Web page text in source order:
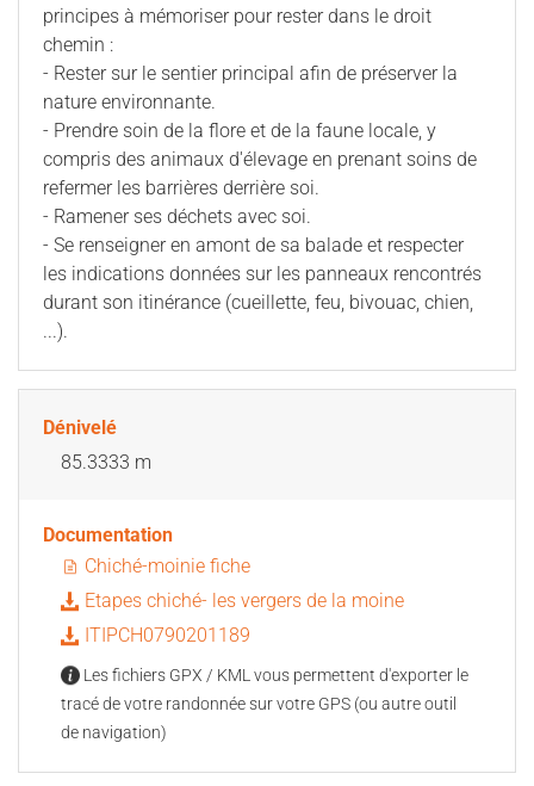
principes à mémoriser pour rester dans le droit
chemin :
- Rester sur le sentier principal afin de préserver la
nature environnante.
- Prendre soin de la flore et de la faune locale, y
compris des animaux d'élevage en prenant soins de
refermer les barrières derrière soi.
- Ramener ses déchets avec soi.
- Se renseigner en amont de sa balade et respecter
les indications données sur les panneaux rencontrés
durant son itinérance (cueillette, feu, bivouac, chien,
...).
Dénivelé
85.3333 m
Documentation
Chiché-moinie fiche
Etapes chiché- les vergers de la moine
ITIPCH0790201189
Les fichiers GPX / KML vous permettent d'exporter le
tracé de votre randonnée sur votre GPS (ou autre outil
de navigation)